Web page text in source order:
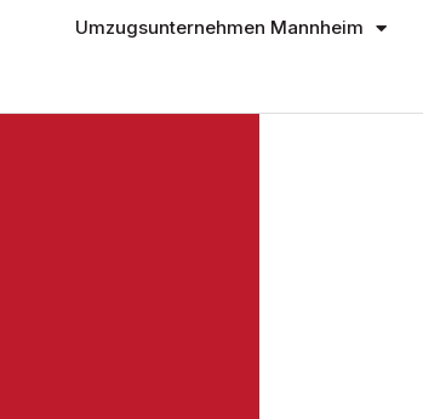
Umzugsunternehmen Mannheim